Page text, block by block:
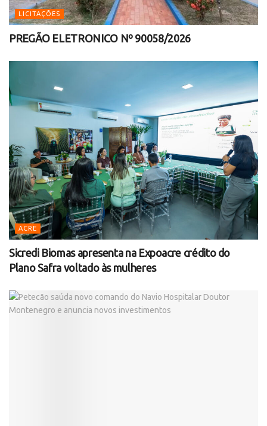
LICITAÇÕES
PREGÃO ELETRONICO Nº 90058/2026
ACRE
Sicredi Biomas apresenta na Expoacre crédito do
Plano Safra voltado às mulheres